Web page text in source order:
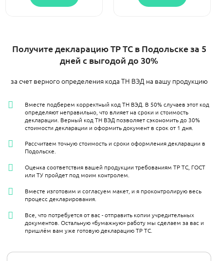
Получите декларацию ТР ТС в Подольске за 5
дней с выгодой до 30%
за счет верного определения кода ТН ВЭД на вашу продукцию
Вместе подберем корректный код ТН ВЭД. В 50% случаев этот код
определяют неправильно, что влияет на сроки и стоимость
декларации. Верный код ТН ВЭД позволяет сэкономить до 30%
стоимости декларации и оформить документ в срок от 1 дня.
Рассчитаем точную стоимость и сроки оформления декларации в
Подольске.
Оценка соответствия вашей продукции требованиям ТР ТС, ГОСТ
или ТУ пройдет под моим контролем.
Вместе изготовим и согласуем макет, и я проконтролирую весь
процесс декларирования.
Все, что потребуется от вас - отправить копии учредительных
документов. Остальную «бумажную» работу мы сделаем за вас и
пришлём вам уже готовую декларацию ТР ТС.